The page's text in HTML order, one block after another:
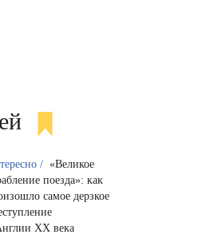
/ «Великое
поезда»: как
самое дерзкое
XX века